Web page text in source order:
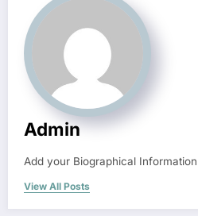
Admin
Add your Biographical
View All Posts